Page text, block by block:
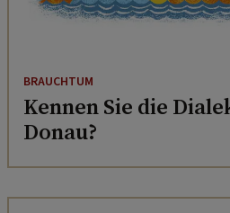
BRAUCHTUM
Kennen Sie die
Donau?